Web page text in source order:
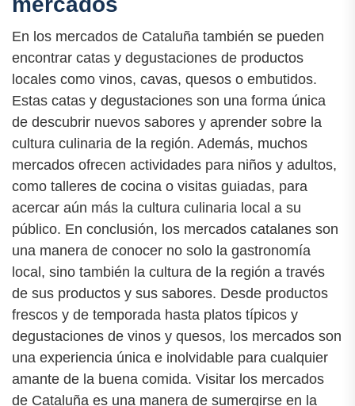
En los mercados de Cataluña también se pueden
encontrar catas y degustaciones de productos
locales como vinos, cavas, quesos o embutidos.
Estas catas y degustaciones son una forma única
de descubrir nuevos sabores y aprender sobre la
cultura culinaria de la región. Además, muchos
mercados ofrecen actividades para niños y adultos,
como talleres de cocina o visitas guiadas, para
acercar aún más la cultura culinaria local a su
público. En conclusión, los mercados catalanes son
una manera de conocer no solo la gastronomía
local, sino también la cultura de la región a través
de sus productos y sus sabores. Desde productos
frescos y de temporada hasta platos típicos y
degustaciones de vinos y quesos, los mercados son
una experiencia única e inolvidable para cualquier
amante de la buena comida. Visitar los mercados
de Cataluña es una manera de sumergirse en la